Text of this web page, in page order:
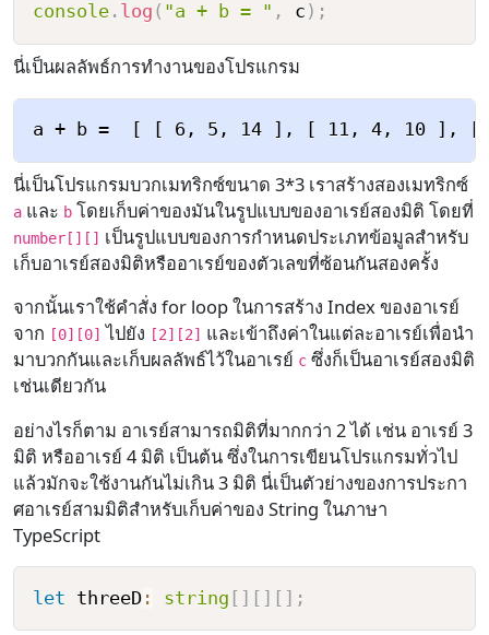
console. log ( "a + b = " , c ) ;
นี่เป็นผลลัพธ์การทำงานของโปรแกรม
นี่เป็นโปรแกรมบวกเมทริกซ์ขนาด 3*3 เราสร้างสองเมทริกซ์
a และ b โดยเก็บค่าของมันในรูปแบบของอาเรย์สองมิติ โดยที่
number[][] เป็นรูปแบบของการกำหนดประเภทข้อมูลสำหรับ
เก็บอาเรย์สองมิติหรืออาเรย์ของตัวเลขที่ซ้อนกันสองครั้ง
จากนั้นเราใช้คำสั่ง for loop ในการสร้าง Index ของอาเรย์
จาก [0][0] ไปยัง [2][2] และเข้าถึงค่าในแต่ละอาเรย์เพื่อนำ
มาบวกกันและเก็บผลลัพธ์ไว้ในอาเรย์ c ซึ่งก็เป็นอาเรย์สองมิติ
เช่นเดียวกัน
อย่างไรก็ตาม อาเรย์สามารถมิติที่มากกว่า 2 ได้ เช่น อาเรย์ 3
มิติ หรืออาเรย์ 4 มิติ เป็นต้น ซึ่งในการเขียนโปรแกรมทั่วไป
แล้วมักจะใช้งานกันไม่เกิน 3 มิติ นี่เป็นตัวย่างของการประกา
ศอาเรย์สามมิติสำหรับเก็บค่าของ String ในภาษา
TypeScript
let threeD: string [ ] [ ] [ ] ;